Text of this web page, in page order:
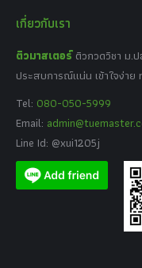
เกี่ยวกับเรา
ติวมาสเตอร์ ติวกวดวิชา ม.
ประสบการณ์แน่น เข้าใจง่าย
Tel: 080-050-5999
Email:
Line Id: @xui1205j